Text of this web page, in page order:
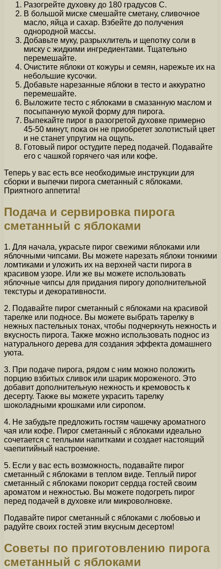
Разогрейте духовку до 180 градусов С.
В большой миске смешайте сметану, сливочное
масло, яйца и сахар. Взбейте до получения
однородной массы.
Добавьте муку, разрыхлитель и щепотку соли в
миску с жидкими ингредиентами. Тщательно
перемешайте.
Очистите яблоки от кожуры и семян, нарежьте их на
небольшие кусочки.
Добавьте нарезанные яблоки в тесто и аккуратно
перемешайте.
Выложите тесто с яблоками в смазанную маслом и
посыпанную мукой форму для пирога.
Выпекайте пирог в разогретой духовке примерно
45-50 минут, пока он не приобретет золотистый цвет
и не станет упругим на ощупь.
Готовый пирог остудите перед подачей. Подавайте
его с чашкой горячего чая или кофе.
Теперь у вас есть все необходимые инструкции для
сборки и выпечки пирога сметанный с яблоками.
Приятного аппетита!
Подача и сервировка пирога
сметанный с яблоками
1. Для начала, украсьте пирог свежими яблоками или
яблочными чипсами. Вы можете нарезать яблоки тонкими
ломтиками и уложить их на верхней части пирога в
красивом узоре. Или же вы можете использовать
яблочные чипсы для придания пирогу дополнительной
текстуры и декоративности.
2. Подавайте пирог сметанный с яблоками на красивой
тарелке или подносе. Вы можете выбрать тарелку в
нежных пастельных тонах, чтобы подчеркнуть нежность и
вкусность пирога. Также можно использовать поднос из
натурального дерева для создания эффекта домашнего
уюта.
3. При подаче пирога, рядом с ним можно положить
порцию взбитых сливок или шарик мороженого. Это
добавит дополнительную нежность и кремовость к
десерту. Также вы можете украсить тарелку
шоколадными крошками или сиропом.
4. Не забудьте предложить гостям чашечку ароматного
чая или кофе. Пирог сметанный с яблоками идеально
сочетается с теплыми напитками и создает настоящий
чаепитийный настроение.
5. Если у вас есть возможность, подавайте пирог
сметанный с яблоками в теплом виде. Теплый пирог
сметанный с яблоками покорит сердца гостей своим
ароматом и нежностью. Вы можете подогреть пирог
перед подачей в духовке или микроволновке.
Подавайте пирог сметанный с яблоками с любовью и
радуйте своих гостей этим вкусным десертом!
Советы по приготовлению пирога
сметанный с яблоками